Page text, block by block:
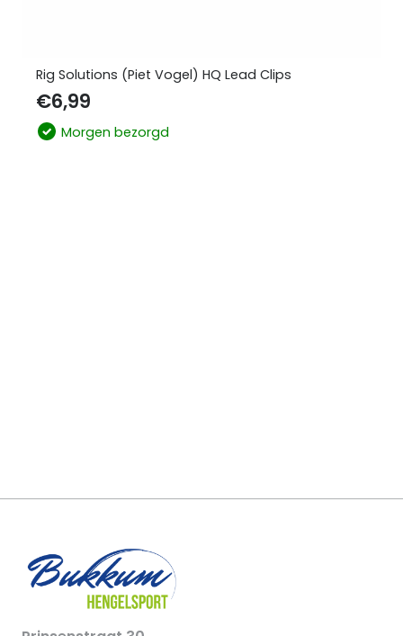
Rig Solutions (Piet Vogel) HQ Lead Clips
€6,99
Morgen bezorgd